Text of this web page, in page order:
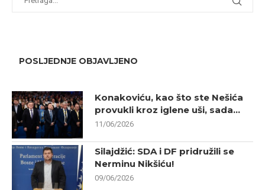
POSLJEDNJE OBJAVLJENO
Konakoviću, kao što ste Nešića
provukli kroz iglene uši, sada...
11/06/2026
Silajdžić: SDA i DF pridružili se
Nerminu Nikšiću!
09/06/2026